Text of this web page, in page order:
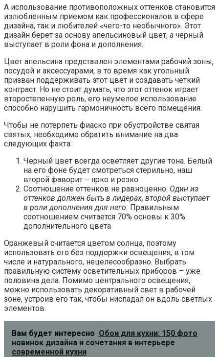
А использование противоположных оттенков становится
излюбленным приемом как профессионалов в сфере
дизайна, так и любителей «чего-то необычного». Этот
дизайн берет за основу апельсиновый цвет, а черный
выступает в роли фона и дополнения.
Цвет апельсина представлен элементами рабочий зоны,
посудой и аксессуарами, в то время как угольный
призван поддерживать этот цвет и создавать четкий
контраст. Но не стоит думать, что этот оттенок играет
второстепенную роль, его неумелое использование
способно нарушить гармоничность всего помещения.
Чтобы не потерпеть фиаско при обустройстве святая
святых, необходимо обратить внимание на два
следующих факта:
Черный цвет всегда осветляет другие тона. Белый
на его фоне будет смотреться стерильно, наш
второй фаворит – ярко и резко
Соотношение оттенков не равноценно. Один из
оттенков должен быть в лидерах, второй выступает
в роли дополнения для него. Правильным
соотношением считается 70% основы к 30%
дополнительного цвета
Оранжевый считается цветом солнца, поэтому
использовать его без поддержки освещения, в том
числе и натурального, нецелесообразно. Выбрать
правильную систему осветительных приборов – уже
половина дела. Помимо центрального освещения,
можно использовать декоративный свет в рабочей
зоне, устроив его так, чтобы ниспадал он вдоль светлых
элементов.
Вам будет интересно Обои для кухни: 150 фото
новинок дизайна и сочетания в интерьере
современной кухни